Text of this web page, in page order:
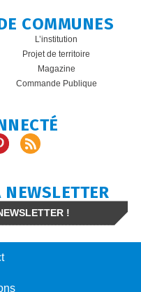
COMMUNES
L’institution
Projet de territoire
Magazine
Commande Publique
!